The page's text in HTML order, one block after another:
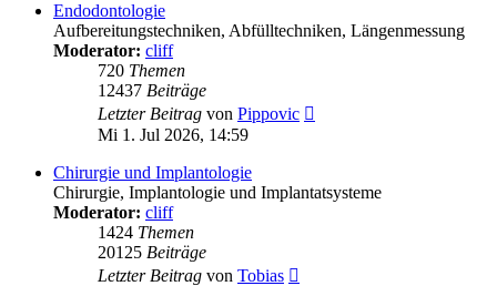
Endodontologie
Aufbereitungstechniken, Abfülltechniken, Längenmessung
Moderator: cliff
720 Themen
12437 Beiträge
Letzter Beitrag von Pippovic
Mi 1. Jul 2026, 14:59
Chirurgie und Implantologie
Chirurgie, Implantologie und Implantatsysteme
Moderator: cliff
1424 Themen
20125 Beiträge
Letzter Beitrag von Tobias